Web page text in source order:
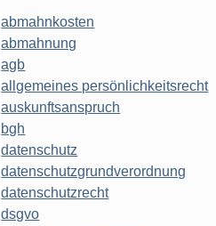
abmahnkosten
abmahnung
agb
allgemeines persönlichkeitsrecht
auskunftsanspruch
bgh
datenschutz
datenschutzgrundverordnung
datenschutzrecht
dsgvo